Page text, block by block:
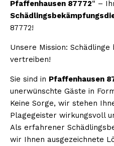
Pfaffenhausen 87772“ –
87772!
Unsere Mission:
vertreiben!
Sie sind in Pfaffenhausen
unerwünschte Gäste in
Keine Sorge, wir stehen
Plagegeister wirkungsvoll
Als erfahrener
wir Ihnen ausgezeichnete